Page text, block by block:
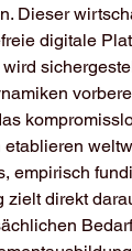
Dieser
digitale
empirisch
direkt